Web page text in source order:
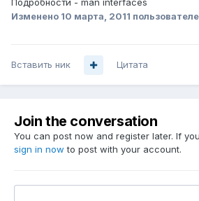
Подробности - man interfaces
Изменено 10 марта, 2011
Вставить ник Цитата
Join the conversation
You can post now and register later. If
sign in now to post with your account.